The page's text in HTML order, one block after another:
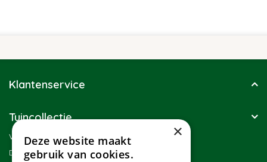
Klantenservice
Tuincollectie
Winkel
Duurzaamheid
×
Deze website maakt
gebruik van cookies.